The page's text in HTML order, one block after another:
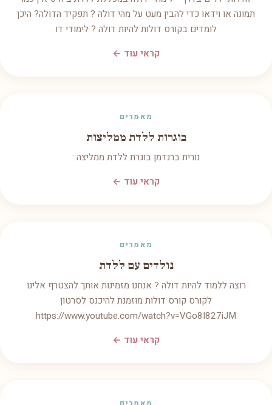
תמונה או וידאו כדי להבין מעט על מהי דולה ? תפקיד הדולה? היכן
לומדים בקורס דולות להיות דולה ? לימודי דו
קראי עוד ←
מאמרים
בוגרות ללדת ממליצות
נורית ברנדמן בוגרת ללדת ממליצה :
קראי עוד ←
מאמרים
נולדים עם ללדת
רוצה ללמוד להיות דולה ? אנחנו מזמינות אותך להצטרף אלינו
לקורס קורס דולות מוזמנת להיכנס לסרטון
https://www.youtube.com/watch?v=VGo8I827iJM
קראי עוד ←